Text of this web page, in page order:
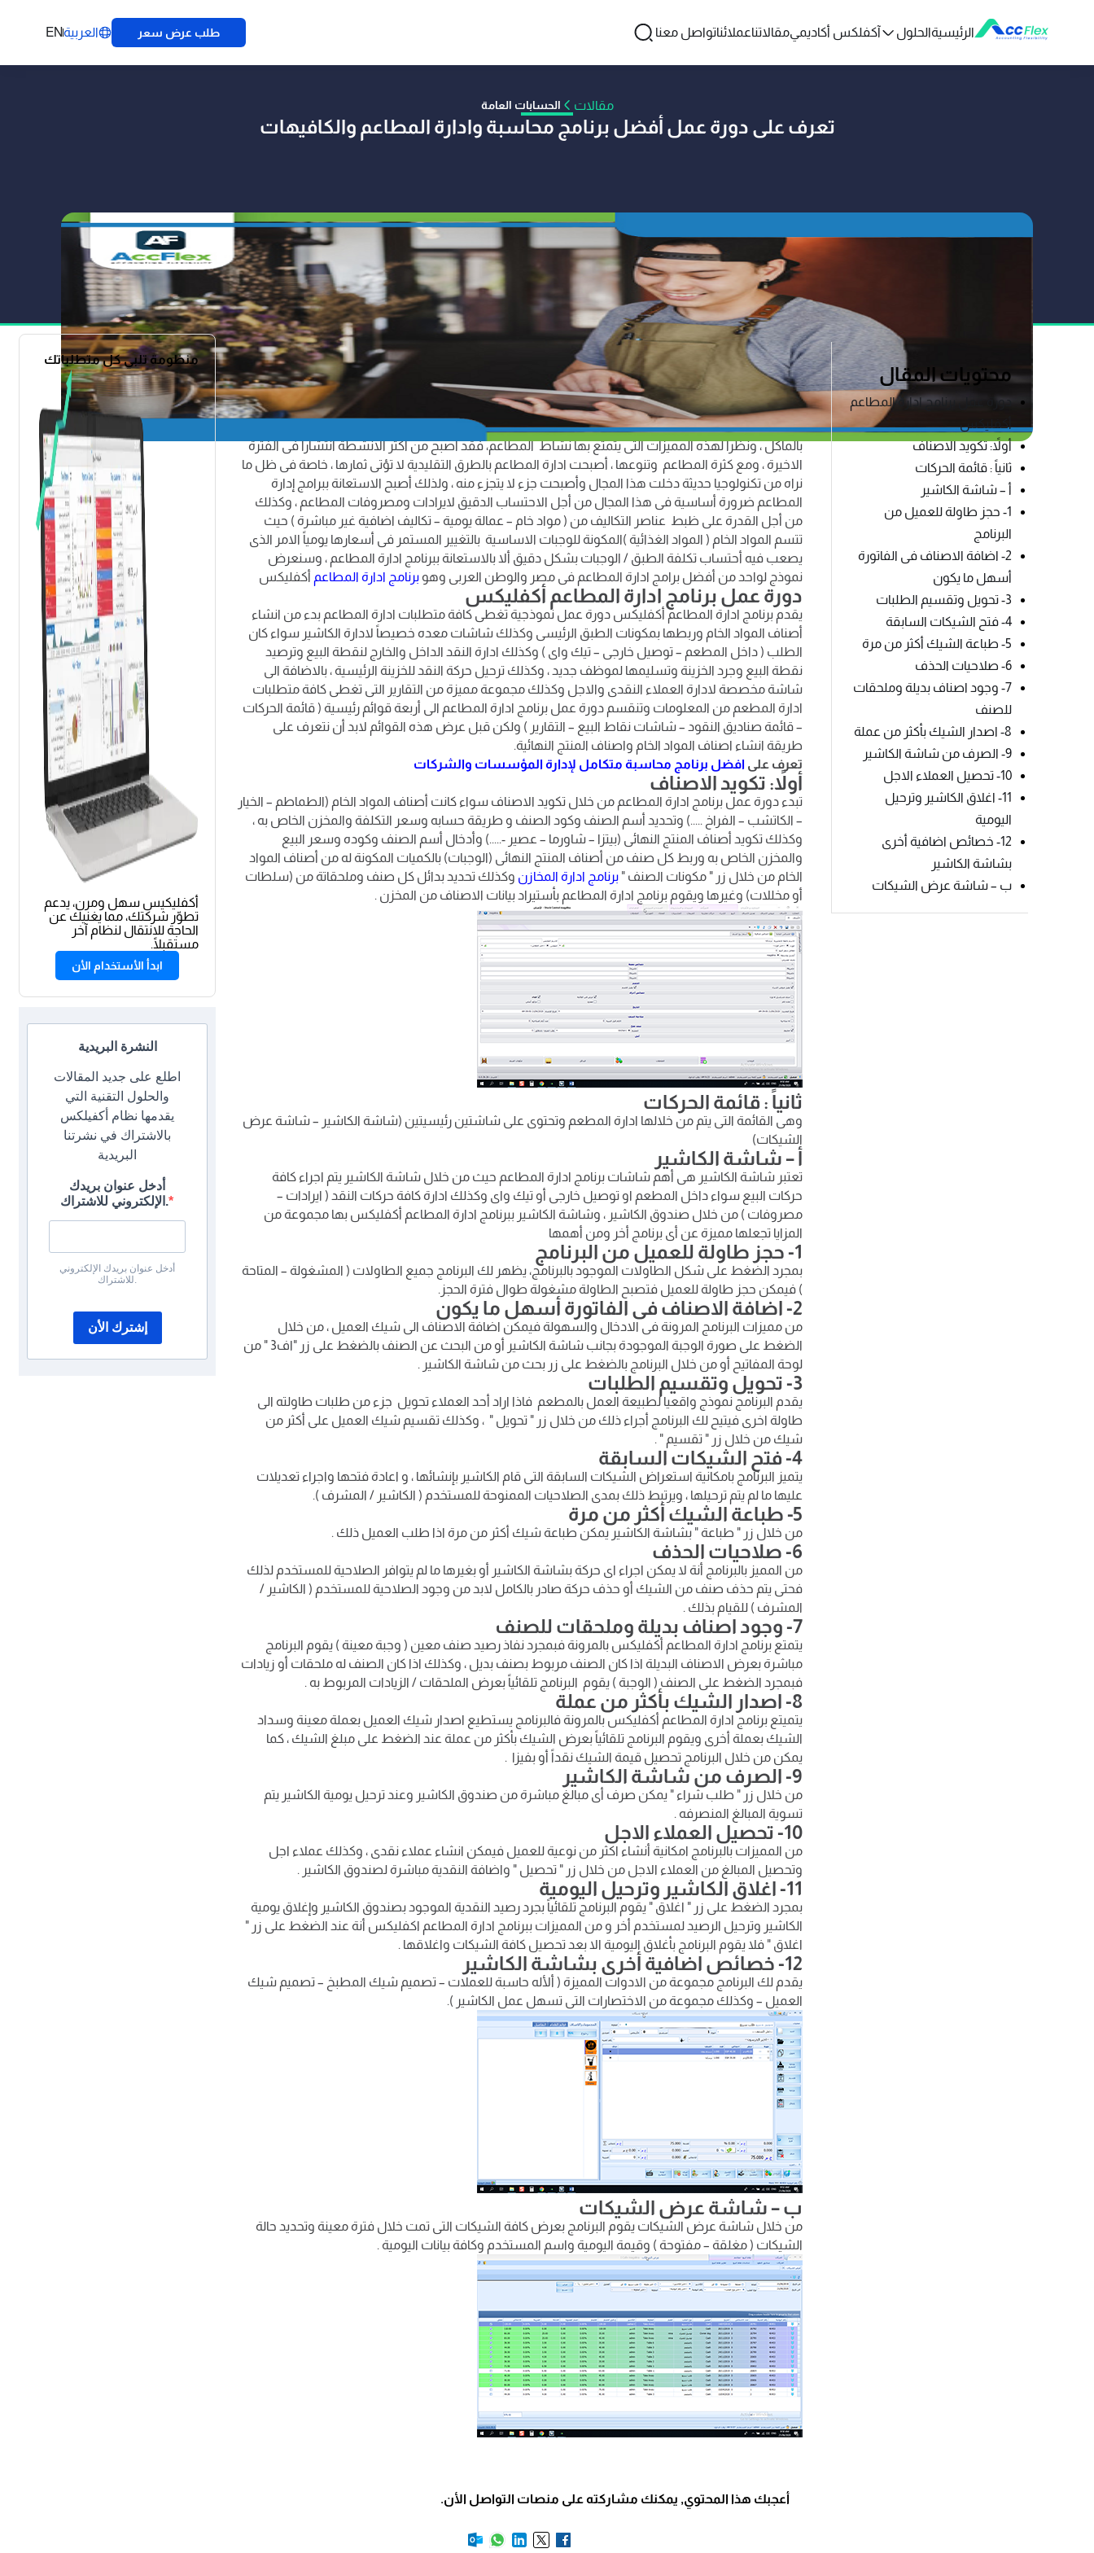
EN العربية طلب عرض سعر تواصل معناعملائنامقالاتناآكفلكس أكاديمي الحلولالرئيسية
مقالات الحسابات العامة
تعرف على دورة عمل أفضل برنامج محاسبة وادارة المطاعم والكافيهات
محتويات المقال
دورة عمل برنامج ادارة المطاعم
أكفليكس
أولاً: تكويد الاصناف
ثانياً : قائمة الحركات
أ – شاشة الكاشير
1- حجز طاولة للعميل من
البرنامج
2- اضافة الاصناف فى الفاتورة
أسهل ما يكون
3- تحويل وتقسيم الطلبات
4- فتح الشيكات السابقة
5- طباعة الشيك أكثر من مرة
6- صلاحيات الحذف
7- وجود اصناف بديلة وملحقات
للصنف
8- اصدار الشيك بأكثر من عملة
9- الصرف من شاشة الكاشير
10- تحصيل العملاء الاجل
11- اغلاق الكاشير وترحيل
اليومية
12- خصائص اضافية أخرى
بشاشة الكاشير
ب – شاشة عرض الشيكات
تم النشر بواسطة عمر صفوت 23 يونيو 2020
يعد نشاط المطاعم أحد أسرع الانشطة نمواً ، وما يميز نشاط المطاعم هو أنة لا يحتاج الى رأس المال كبير
بالمقارنة بالانشطة الاخرى كما أن معدل دوران رأس المال سريع ففترة أسترداد رأس المال فى نشاط
المطاعم غالبا ما تكون قصيرة، وذلك يرجع لطبيعة النشاط المتعلق بالاحتياجات الاساسية لعملائه نظراً لتعلقه
بالمأكل ، ونظراً لهذه المميزات التى يتمتع بها نشاط المطاعم، فقد أصبح من أكثر الانشطة انتشاراً فى الفترة
الاخيرة ، ومع كثرة المطاعم وتنوعها ، أصبحت ادارة المطاعم بالطرق التقليدية لا تؤتى ثمارها ، خاصة فى ظل ما
نراه من تكنولوجيا حديثة دخلت هذا المجال وأصبحت جزء لا يتجزء منه ، ولذلك أصبح الاستعانة ببرامج إدارة
المطاعم ضرورة أساسية فى هذا المجال من أجل الاحتساب الدقيق لايرادات ومصروفات المطاعم ، وكذلك
من أجل القدرة على ظبط عناصر التكاليف من ( مواد خام – عمالة يومية – تكاليف اضافية غير مباشرة ) حيث
تتسم المواد الخام ( المواد الغذائية )المكونة للوجبات الاساسية بالتغيير المستمر فى أسعارها يومياً الامر الذى
يصعب فيه أحتساب تكلفة الطبق / الوجبات بشكل دقيق ألا بالاستعانة ببرنامج ادارة المطاعم ، وسنعرض
نموذج لواحد من أفضل برامج ادارة المطاعم فى مصر والوطن العربى وهوبرنامج ادارة المطاعم أكفليكس
دورة عمل برنامج ادارة المطاعم أكفليكس
يقدم برنامج ادارة المطاعم أكفليكس دورة عمل نموذجية تغطى كافة متطلبات ادارة المطاعم بدء من انشاء
أصناف المواد الخام وربطها بمكونات الطبق الرئيسى وكذلك شاشات معده خصيصاً لادارة الكاشير سواء كان
الطلب ( داخل المطعم – توصيل خارجى – تيك واى ) وكذلك ادارة النقد الداخل والخارج لنقطة البيع وترصيد
نقطة البيع وجرد الخزينة وتسليمها لموظف جديد ، وكذلك ترحيل حركة النقد للخزينة الرئيسية ، بالاضافة الى
شاشة مخصصة لادارة العملاء النقدى والاجل وكذلك مجموعة مميزة من التقارير التى تغطى كافة متطلبات
ادارة المطعم من المعلومات وتنقسم دورة عمل برنامج ادارة المطاعم الى أربعة قوائم رئيسية ( قائمة الحركات
– قائمة صناديق النقود – شاشات نقاط البيع – التقارير ) ولكن قبل عرض هذه القوائم لابد أن نتعرف على
طريقة انشاء اصناف المواد الخام واصناف المنتج النهائية.
تعرف على افضل برنامج محاسبة متكامل لإدارة المؤسسات والشركات
أولاً: تكويد الاصناف
تبدء دورة عمل برنامج ادارة المطاعم من خلال تكويد الاصناف سواء كانت أصناف المواد الخام (الطماطم – الخيار
– الكاتشب – الفراخ .....) وتحديد أسم الصنف وكود الصنف و طريقة حسابه وسعر التكلفة والمخزن الخاص به ،
وكذلك تكويد أصناف المنتج النهائى (بيتزا – شاورما – عصير -.....) وأدخال أسم الصنف وكوده وسعر البيع
والمخزن الخاص به وربط كل صنف من أصناف المنتج النهائى (الوجبات) بالكميات المكونة له من أصناف المواد
الخام من خلال زر " مكونات الصنف "برنامج ادارة المخازن وكذلك تحديد بدائل كل صنف وملحقاتة من (سلطات
أو مخللات) وغيرها ويقوم برنامج ادارة المطاعم بأستيراد بيانات الاصناف من المخزن .
ثانياً : قائمة الحركات
وهى القائمة التى يتم من خلالها ادارة المطعم وتحتوى على شاشتين رئيسيتين (شاشة الكاشير – شاشة عرض
الشيكات)
أ – شاشة الكاشير
تعتبر شاشة الكاشير هى أهم شاشات برنامج ادارة المطاعم حيث من خلال شاشة الكاشير يتم اجراء كافة
حركات البيع سواء داخل المطعم او توصيل خارجى أو تيك واى وكذلك ادارة كافة حركات النقد ( ايرادات –
مصروفات ) من خلال صندوق الكاشير ، وشاشة الكاشير ببرنامج ادارة المطاعم أكفليكس بها مجموعة من
المزايا تجعلها مميزة عن أى برنامج أخر ومن أهمها
1- حجز طاولة للعميل من البرنامج
بمجرد الضغط على شكل الطاولات الموجود بالبرنامج، يظهر لك البرنامج جميع الطاولات ( المشغولة – المتاحة
) فيمكن حجز طاولة للعميل فتصبح الطاولة مشغولة طوال فترة الحجز.
2- اضافة الاصناف فى الفاتورة أسهل ما يكون
من مميزات البرنامج المرونة فى الادخال والسهولة فيمكن اضافة الاصناف الى شيك العميل ، من خلال
الضغط على صورة الوجبة الموجودة بجانب شاشة الكاشير أو من البحث عن الصنف بالضغط على زر "اف3 " من
لوحة المفاتيح أو من خلال البرنامج بالضغط على زر بحث من شاشة الكاشير .
3- تحويل وتقسيم الطلبات
يقدم البرنامج نموذج واقعيا لطبيعة العمل بالمطعم فاذا اراد أحد العملاء تحويل جزء من طلبات طاولته الى
طاولة اخرى فيتيح لك البرنامج أجراء ذلك من خلال زر " تحويل " ، وكذلك تقسيم شيك العميل على أكثر من
شيك من خلال زر " تقسيم " .
4- فتح الشيكات السابقة
يتميز البرنامج بامكانية استعراض الشيكات السابقة التى قام الكاشير بإنشائها ، و اعادة فتحها واجراء تعديلات
عليها ما لم يتم ترحيلها ، ويرتبط ذلك بمدى الصلاحيات الممنوحة للمستخدم ( الكاشير / المشرف ).
5- طباعة الشيك أكثر من مرة
من خلال زر " طباعة " بشاشة الكاشير يمكن طباعة شيك أكثر من مرة اذا طلب العميل ذلك .
6- صلاحيات الحذف
من المميز بالبرنامج أنة لا يمكن اجراء اى حركة بشاشة الكاشير أو بغيرها ما لم يتوافر الصلاحية للمستخدم لذلك
فحتى يتم حذف صنف من الشيك أو حذف حركة صادر بالكامل لابد من وجود الصلاحية للمستخدم ( الكاشير /
المشرف ) للقيام بذلك .
7- وجود اصناف بديلة وملحقات للصنف
يتمتع برنامج ادارة المطاعم أكفليكس بالمرونة فبمجرد نفاذ رصيد صنف معين ( وجبة معينة ) يقوم البرنامج
مباشرة بعرض الاصناف البديلة اذا كان الصنف مربوط بصنف بديل ، وكذلك اذا كان الصنف له ملحقات أو زيادات
فبمجرد الضغط على الصنف ( الوجبة ) يقوم البرنامج تلقائياً بعرض الملحقات / الزيادات المربوط به .
8- اصدار الشيك بأكثر من عملة
يتميتع برنامج ادارة المطاعم أكفليكس بالمرونة فالبرنامج يستطيع اصدار شيك العميل بعملة معينة وسداد
الشيك بعملة أخرى ويقوم البرنامج تلقائياً بعرض الشيك بأكثر من عملة عند الضغط على مبلغ الشيك ، كما
يمكن من خلال البرنامج تحصيل قيمة الشيك نقداً أو بفيزا .
9- الصرف من شاشة الكاشير
من خلال زر " طلب شراء " يمكن صرف أى مبالغ مباشرة من صندوق الكاشير وعند ترحيل يومية الكاشير يتم
تسوية المبالغ المنصرفه .
10- تحصيل العملاء الاجل
من المميزات بالبرنامج امكانية أنشاء اكثر من نوعية للعميل فيمكن انشاء عملاء نقدى ، وكذلك عملاء اجل
وتحصيل المبالغ من العملاء الاجل من خلال زر " تحصيل " واضافة النقدية مباشرة لصندوق الكاشير .
11- اغلاق الكاشير وترحيل اليومية
بمجرد الضغط على زر " اغلاق " يقوم البرنامج تلقائياً بجرد رصيد النقدية الموجود بصندوق الكاشير وإغلاق يومية
الكاشير وترحيل الرصيد لمستخدم أخر و من المميزات ببرنامج ادارة المطاعم اكفليكس أنة عند الضغط على زر "
اغلاق " فلا يقوم البرنامج بأغلاق اليومية الا بعد تحصيل كافة الشيكات واغلاقها .
12- خصائص اضافية أخرى بشاشة الكاشير
يقدم لك البرنامج مجموعة من الادوات المميزة ( ألأله حاسبة للعملات – تصميم شيك المطبخ – تصميم شيك
العميل – وكذلك مجموعة من الاختصارات التى تسهل عمل الكاشير ).
ب – شاشة عرض الشيكات
من خلال شاشة عرض الشيكات يقوم البرنامج بعرض كافة الشيكات التى تمت خلال فترة معينة وتحديد حالة
الشيكات ( مغلقة – مفتوحة ) وقيمة اليومية واسم المستخدم وكافة بيانات اليومية .
أعجبك هذا المحتوي, يمكنك مشاركته على منصات التواصل الأن.
منظومة تلبي كل متطلباتك
أكفليكيس سهل ومرن، يدعم
تطوّر شركتك، مما يغنيك عن
الحاجة للانتقال لنظام آخر
مستقبلًا.
ابدأ الأستخدام الأن
النشرة البريدية
اطلع على جديد المقالات
والحلول التقنية التي
يقدمها نظام أكفيلكس
بالاشتراك في نشرتنا
البريدية
أدخل عنوان بريدك
الإلكتروني للاشتراك.
أدخل عنوان بريدك الإلكتروني
إشترك الأن